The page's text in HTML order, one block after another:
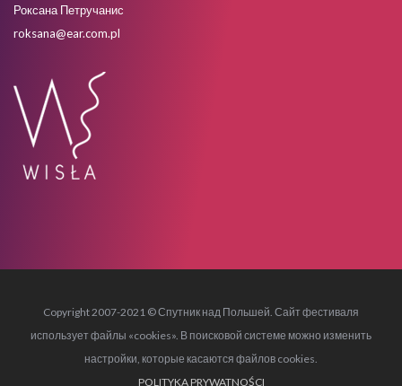
Роксана Петручанис
roksana@ear.com.pl
Copyright 2007-2021 © Спутник над Польшей. Сайт фестиваля
использует файлы «cookies». В поисковой системе можно изменить
настройки, которые касаются файлов cookies.
POLITYKA PRYWATNOŚCI